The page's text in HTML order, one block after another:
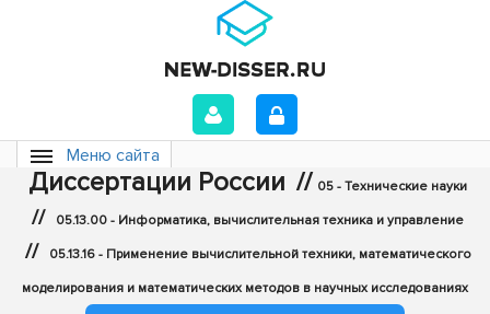
Меню сайта
Диссертации России // 05 - Технические науки
// 05.13.00 - Информатика, вычислительная техника и управление
// 05.13.16 - Применение вычислительной техники, математического
моделирования и математических методов в научных исследованиях